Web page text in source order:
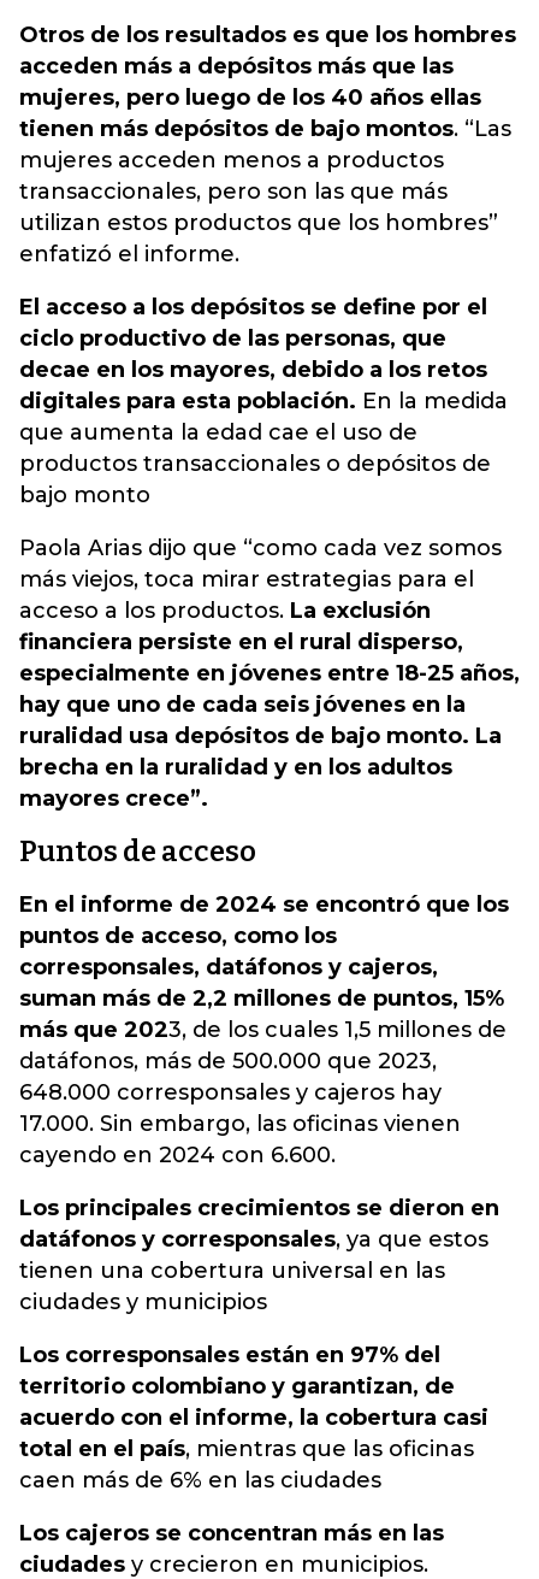
Otros de los resultados es que los hombres
acceden más a depósitos más que las
mujeres, pero luego de los 40 años ellas
tienen más depósitos de bajo montos. “Las
mujeres acceden menos a productos
transaccionales, pero son las que más
utilizan estos productos que los hombres”
enfatizó el informe.
El acceso a los depósitos se define por el
ciclo productivo de las personas, que
decae en los mayores, debido a los retos
digitales para esta población. En la medida
que aumenta la edad cae el uso de
productos transaccionales o depósitos de
bajo monto
Paola Arias dijo que “como cada vez somos
más viejos, toca mirar estrategias para el
acceso a los productos. La exclusión
financiera persiste en el rural disperso,
especialmente en jóvenes entre 18-25 años,
hay que uno de cada seis jóvenes en la
ruralidad usa depósitos de bajo monto. La
brecha en la ruralidad y en los adultos
mayores crece”.
Puntos de acceso
En el informe de 2024 se encontró que los
puntos de acceso, como los
corresponsales, datáfonos y cajeros,
suman más de 2,2 millones de puntos, 15%
más que 2023, de los cuales 1,5 millones de
datáfonos, más de 500.000 que 2023,
648.000 corresponsales y cajeros hay
17.000. Sin embargo, las oficinas vienen
cayendo en 2024 con 6.600.
Los principales crecimientos se dieron en
datáfonos y corresponsales, ya que estos
tienen una cobertura universal en las
ciudades y municipios
Los corresponsales están en 97% del
territorio colombiano y garantizan, de
acuerdo con el informe, la cobertura casi
total en el país, mientras que las oficinas
caen más de 6% en las ciudades
Los cajeros se concentran más en las
ciudades y crecieron en municipios.